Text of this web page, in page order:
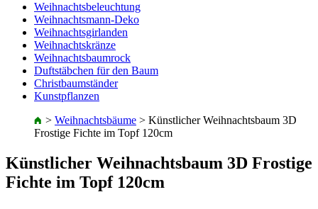
Weihnachtsbeleuchtung
Weihnachtsmann-Deko
Weihnachtsgirlanden
Weihnachtskränze
Weihnachtsbaumrock
Duftstäbchen für den Baum
Christbaumständer
Kunstpflanzen
> Weihnachtsbäume > Künstlicher Weihnachtsbaum 3D
Frostige Fichte im Topf 120cm
Künstlicher Weihnachtsbaum 3D Frostige
Fichte im Topf 120cm